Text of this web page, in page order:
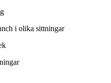
i olika sittningar